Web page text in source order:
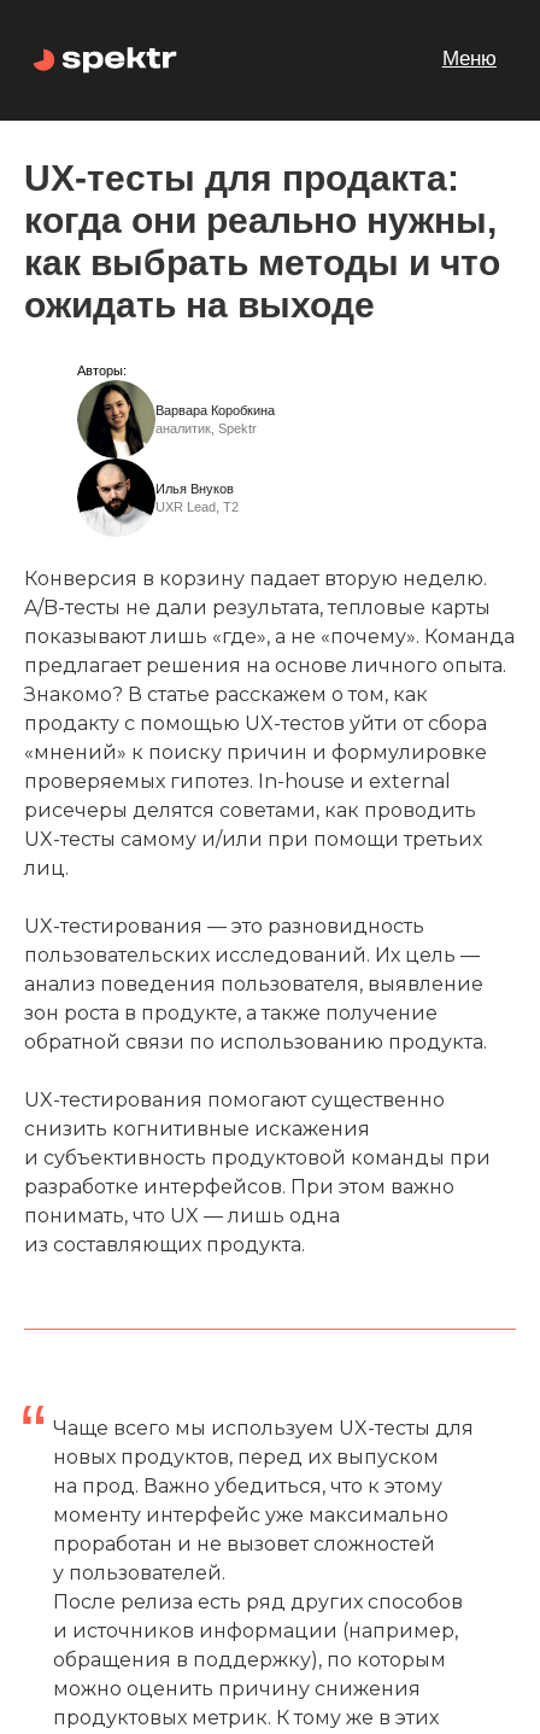
UX-тесты для продакта:
когда они реально нужны,
как выбрать методы и что
ожидать на выходе
Авторы:
Варвара Коробкина
аналитик, Spektr
Илья Внуков
UXR Lead, Т2
Конверсия в корзину падает вторую неделю.
A/B-тесты не дали результата, тепловые карты
показывают лишь «где», а не «почему». Команда
предлагает решения на основе личного опыта.
Знакомо? В статье расскажем о том, как
продакту с помощью UX-тестов уйти от сбора
«мнений» к поиску причин и формулировке
проверяемых гипотез. In-house и external
рисечеры делятся советами, как проводить
UX-тесты самому и/или при помощи третьих
лиц.
UX-тестирования — это разновидность
пользовательских исследований. Их цель —
анализ поведения пользователя, выявление
зон роста в продукте, а также получение
обратной связи по использованию продукта.
UX-тестирования помогают существенно
снизить когнитивные искажения
и субъективность продуктовой команды при
разработке интерфейсов. При этом важно
понимать, что UX — лишь одна
из составляющих продукта.
“ Чаще всего мы используем UX-тесты для
новых продуктов, перед их выпуском
на прод. Важно убедиться, что к этому
моменту интерфейс уже максимально
проработан и не вызовет сложностей
у пользователей.
После релиза есть ряд других способов
и источников информации (например,
обращения в поддержку), по которым
можно оценить причину снижения
продуктовых метрик. К тому же в этих